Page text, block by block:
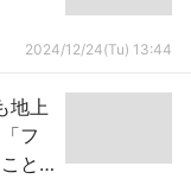
2024/12/24(Tu) 13:44
地上
フ
と